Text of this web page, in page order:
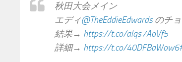
秋田大会メイン
エディ@TheEddieEdwardsのチ
結果→ https://t.co/alqs7AoVf5
詳細→ https://t.co/40DFBaWow6